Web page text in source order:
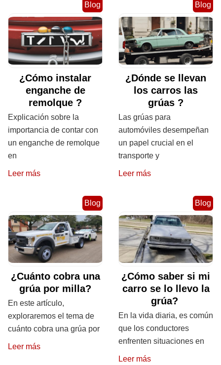
Blog
¿Cómo instalar
enganche de
remolque ?
Explicación sobre la
importancia de contar con
un enganche de remolque
en
Leer más
Blog
¿Dónde se llevan
los carros las
grúas ?
Las grúas para
automóviles desempeñan
un papel crucial en el
transporte y
Leer más
Blog
¿Cuánto cobra una
grúa por milla?
En este artículo,
exploraremos el tema de
cuánto cobra una grúa por
Leer más
Blog
¿Cómo saber si mi
carro se lo llevo la
grúa?
En la vida diaria, es común
que los conductores
enfrenten situaciones en
Leer más